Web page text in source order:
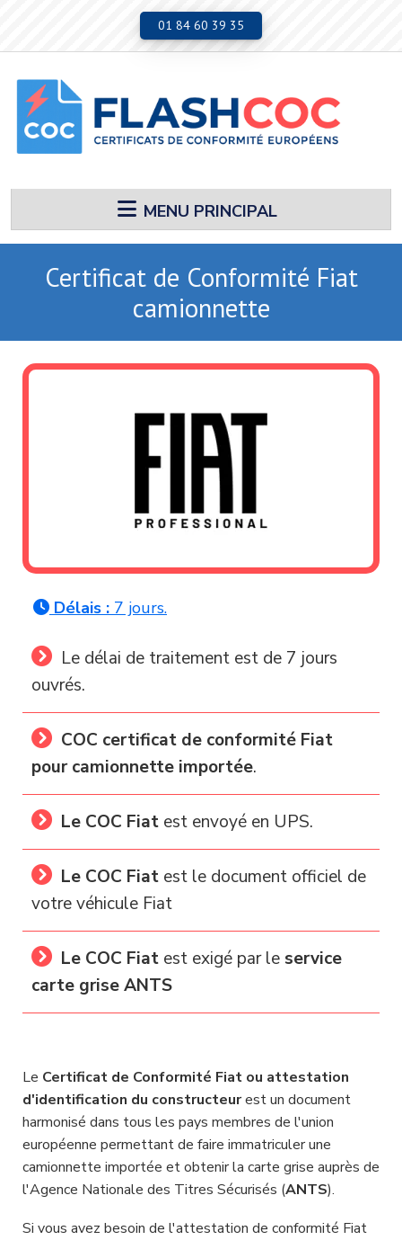
Aller au contenu principal
01 84 60 39 35
MENU PRINCIPAL
Certificat de Conformité Fiat
camionnette
Délais : 7 jours.
Le délai de traitement est de 7 jours
ouvrés.
COC certificat de conformité Fiat
pour camionnette importée.
Le COC Fiat est envoyé en UPS.
Le COC Fiat est le document officiel de
votre véhicule Fiat
Le COC Fiat est exigé par le service
carte grise ANTS
Le Certificat de Conformité Fiat ou attestation
d'identification du constructeurest un document
harmonisé dans tous les pays membres de l'union
européenne permettant de faire immatriculer une
camionnette importée et obtenir la carte grise auprès de
l'Agence Nationale des Titres Sécurisés (ANTS).
Si vous avez besoin de l'attestation de conformité Fiat